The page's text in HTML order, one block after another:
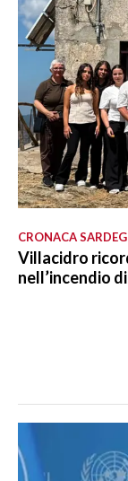
CRONACA
Villacidro
nell’incendio